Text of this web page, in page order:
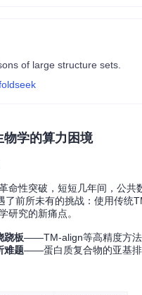
of large structure sets.
物学的算力困境
命性突破，短短几年间，公
前所未有的挑战：使用传
研究的新痛点。
跷板——TM-align等高精度方法
难题——蛋白质复合物的亚基排